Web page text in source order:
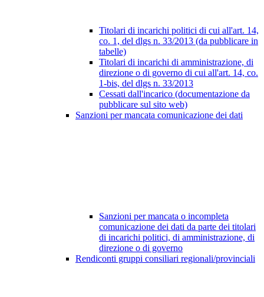
Titolari di incarichi politici di cui all'art. 14,
co. 1, del dlgs n. 33/2013 (da pubblicare in
tabelle)
Titolari di incarichi di amministrazione, di
direzione o di governo di cui all'art. 14, co.
1-bis, del dlgs n. 33/2013
Cessati dall'incarico (documentazione da
pubblicare sul sito web)
Sanzioni per mancata comunicazione dei dati
Sanzioni per mancata o incompleta
comunicazione dei dati da parte dei titolari
di incarichi politici, di amministrazione, di
direzione o di governo
Rendiconti gruppi consiliari regionali/provinciali